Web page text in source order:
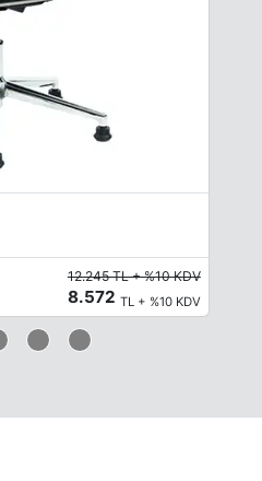
12.245 TL + %10 KDV
8.572 TL + %10 KDV